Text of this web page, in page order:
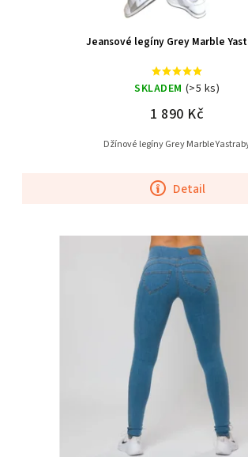
Jeansové legíny Grey Marble
SKLADEM (>5 ks)
1 890 Kč
Detail
Džínové legíny Grey Marble